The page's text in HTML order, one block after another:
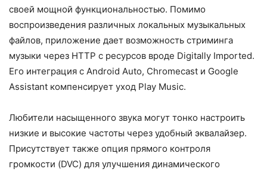
своей мощной функциональностью. Помимо
воспроизведения различных локальных музыкальных
файлов, приложение дает возможность стриминга
музыки через HTTP с ресурсов вроде Digitally Imported.
Его интеграция с Android Auto, Chromecast и Google
Assistant компенсирует уход Play Music.
Любители насыщенного звука могут тонко настроить
низкие и высокие частоты через удобный эквалайзер.
Присутствует также опция прямого контроля
громкости (DVC) для улучшения динамического